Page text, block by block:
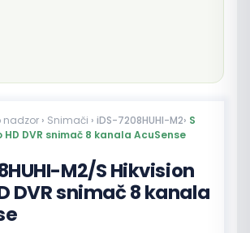
nadzor › Snimači › iDS-7208HUHI-M2› S
HD DVR snimač 8 kanala AcuSense
M2/S Hikvision
DVR snimač 8 kanala